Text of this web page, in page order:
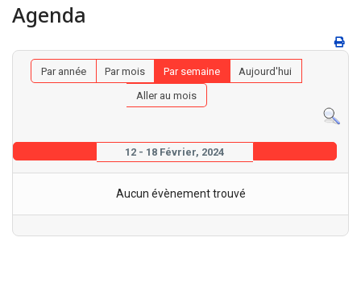
Agenda
Par année Par mois Par semaine
Aujourd'hui
Aller au mois
12 - 18 Février, 2024
Aucun évènement trouvé